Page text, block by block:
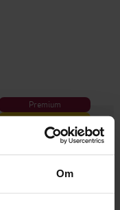
Om
Premium
Første gang på tilbud